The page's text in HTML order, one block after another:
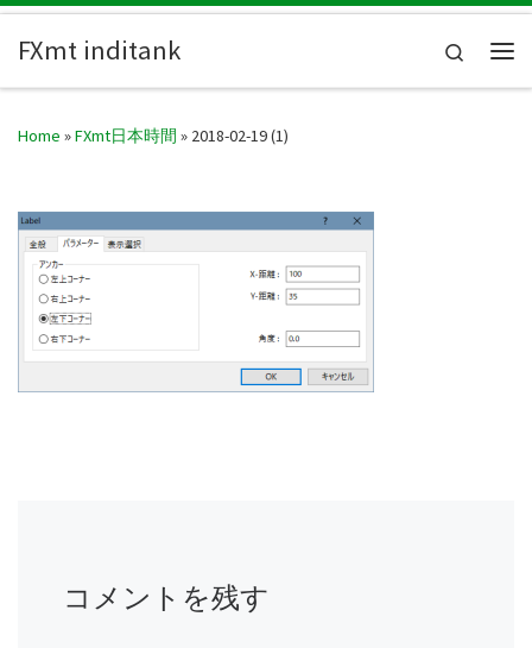
FXmt inditank
Search
Home »FXmt日本時間 » 2018-02-19 (1)
コメントを残す